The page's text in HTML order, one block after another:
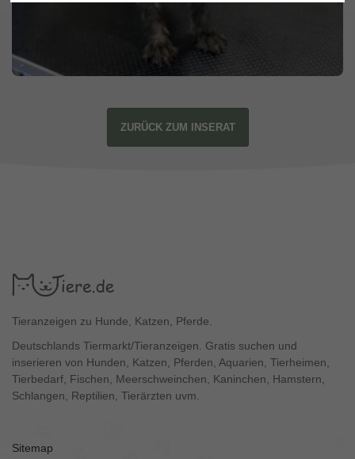
ZURÜCK ZUM INSERAT
Tieranzeigen zu Hunde, Katzen, Pferde.
Deutschlands Tiermarkt/Tieranzeigen. Gratis suchen und
inserieren von Hunden, Katzen, Pferden, Aquarien, Tierheimen,
Tierbedarf, Fischen, Meerschweinchen, Kaninchen, Hamstern,
Schlangen, Reptilien, Tierärzten uvm.
Sitemap